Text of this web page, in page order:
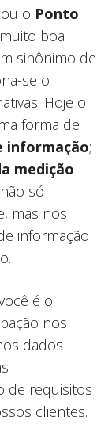
o Ponto
boa
sinônimo de
se o
Hoje o
forma de
informação;
medição
só
mas nos
informação
é o
nos
dados
de requisitos
clientes.